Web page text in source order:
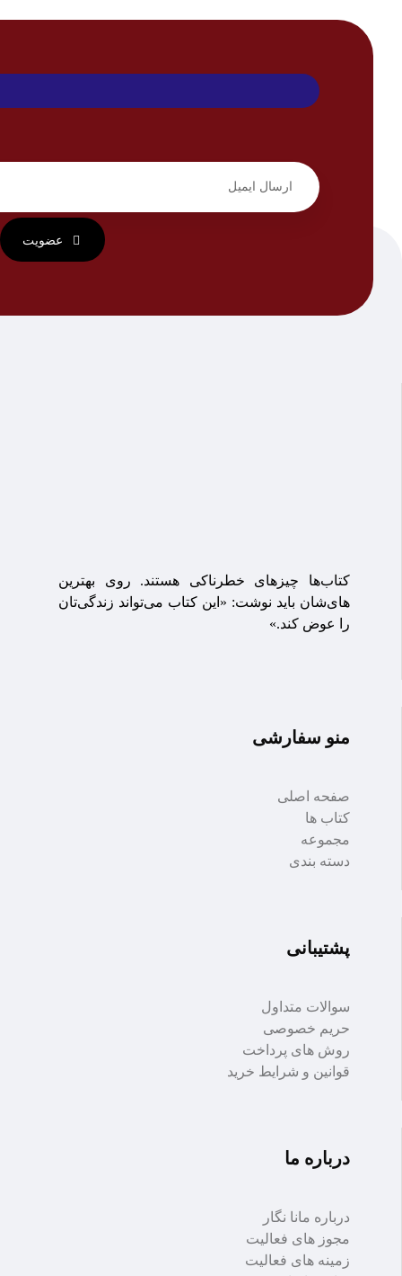
عضویت
کتاب‌ها چیزهای خطرناکی هستند. روی بهترین
های‌شان باید نوشت: «این کتاب می‌تواند زندگی‌تان
را عوض کند.»
منو سفارشی
صفحه اصلی
کتاب ها
مجموعه
دسته بندی
پشتیبانی
سوالات متداول
حریم خصوصی
روش های پرداخت
قوانین و شرایط خرید
درباره ما
درباره مانا نگار
مجوز های فعالیت
زمینه های فعالیت